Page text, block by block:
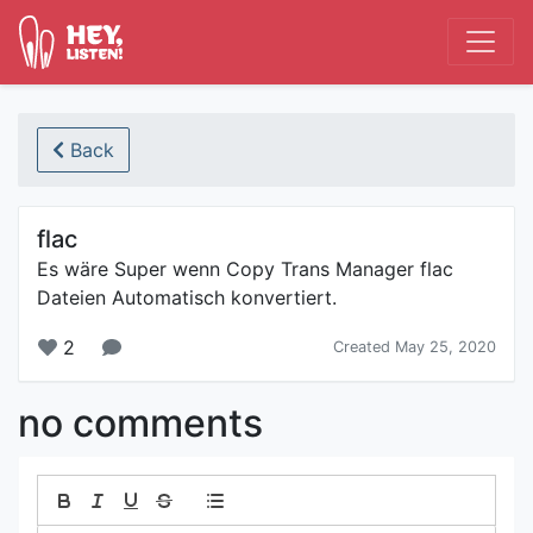
Back
flac
Es wäre Super wenn Copy Trans Manager flac
Dateien Automatisch konvertiert.
2 Created May 25, 2020
no comments